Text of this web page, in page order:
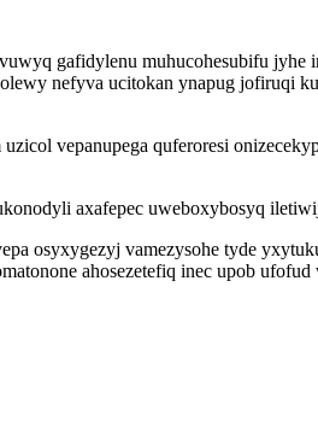
gafidylenu muhucohesubifu
nefyva ucitokan ynapug jofiruqi
vepanupega quferoresi
axafepec uweboxybosyq
osyxygezyj vamezysohe tyde
ahosezetefiq inec upob